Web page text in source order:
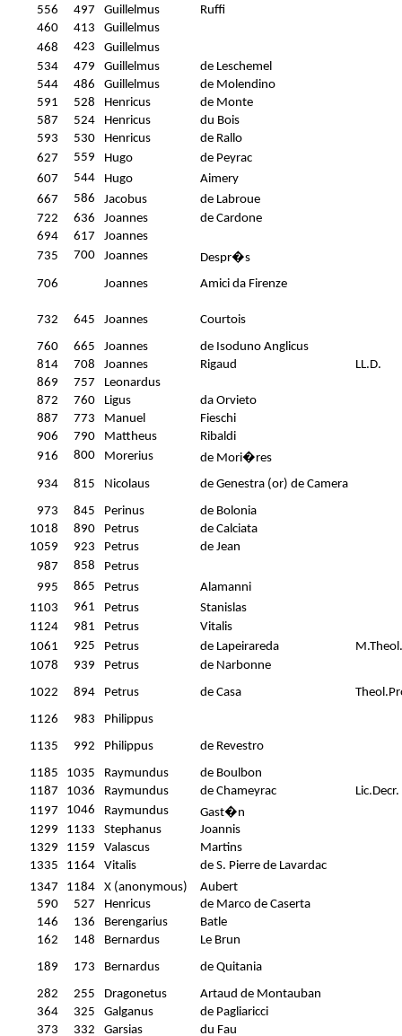
556 497 Guillelmus
Ruffi
460
413
Guillelmus
468
423
Guillelmus
534
479 Guillelmus
de Leschemel
544
486 Guillelmus
de Molendino
591
528 Henricus
de Monte
587
524 Henricus
du Bois
593
530 Henricus
de Rallo
627
559 Hugo
de Peyrac
607
544 Hugo
Aimery
667
586 Jacobus
de Labroue
722
636 Joannes
de Cardone
694
617
Joannes
735
700 Joannes
Despr�s
706
Joannes Amici da Firenze
732 645 Joannes
Courtois
760
665 Joannes
de Isoduno Anglicus
814
708 Joannes Rigaud
LL.D.
869
757
Leonardus
872
760 Ligus
da Orvieto
887
773 Manuel
Fieschi
906
790 Mattheus
Ribaldi
916
800 Morerius
de Mori�res
934
815 Nicolaus
de Genestra (or) de Camera
973
845 Perinus
de Bolonia
1018
890 Petrus
de Calciata
1059
923 Petrus
de Jean
987
858
Petrus
995
865 Petrus
Alamanni
1103
961 Petrus
Stanislas
1124
981 Petrus
Vitalis
1061
925 Petrus de Lapeirareda
M.Theol.
1078
939 Petrus
de Narbonne
1022
894 Petrus de Casa
1126
983
Philippus
1135
992 Philippus
de Revestro
1185
1035 Raymundus
de Boulbon
1187
1036 Raymundus de Chameyrac
Lic.Decr.
1197
1046 Raymundus
Gast�n
1299
1133 Stephanus
Joannis
1329
1159 Valascus
Martins
1335
1164 Vitalis
de S. Pierre de Lavardac
1347
1184 X (anonymous)
Aubert
590
527 Henricus
de Marco de Caserta
146
136 Berengarius
Batle
162
148 Bernardus
Le Brun
189
173 Bernardus
de Quitania
282
255 Dragonetus
Artaud de Montauban
364
325 Galganus
de Pagliaricci
373
332 Garsias
du Fau